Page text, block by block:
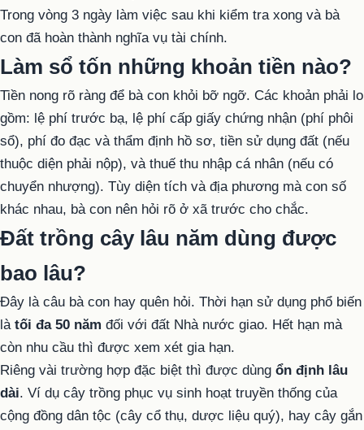
Trong vòng 3 ngày làm việc sau khi kiểm tra xong và bà
con đã hoàn thành nghĩa vụ tài chính.
Làm sổ tốn những khoản tiền nào?
Tiền nong rõ ràng để bà con khỏi bỡ ngỡ. Các khoản phải lo
gồm: lệ phí trước bạ, lệ phí cấp giấy chứng nhận (phí phôi
sổ), phí đo đạc và thẩm định hồ sơ, tiền sử dụng đất (nếu
thuộc diện phải nộp), và thuế thu nhập cá nhân (nếu có
chuyển nhượng). Tùy diện tích và địa phương mà con số
khác nhau, bà con nên hỏi rõ ở xã trước cho chắc.
Đất trồng cây lâu năm dùng được
bao lâu?
Đây là câu bà con hay quên hỏi. Thời hạn sử dụng phổ biến
là tối đa 50 năm đối với đất Nhà nước giao. Hết hạn mà
còn nhu cầu thì được xem xét gia hạn.
Riêng vài trường hợp đặc biệt thì được dùng ổn định lâu
dài. Ví dụ cây trồng phục vụ sinh hoạt truyền thống của
cộng đồng dân tộc (cây cổ thụ, dược liệu quý), hay cây gắn